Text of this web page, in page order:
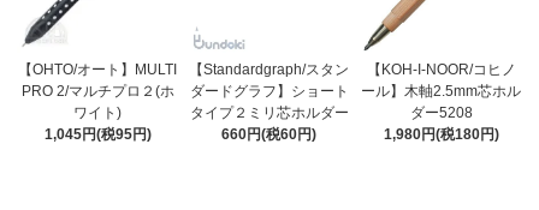
【OHTO/オート】MULTI
PRO 2/マルチプロ２(ホ
ワイト)
1,045円(税95円)
【Standardgraph/スタン
ダードグラフ】ショート
タイプ２ミリ芯ホルダー
660円(税60円)
【KOH-I-NOOR/コヒノ
ール】木軸2.5mm芯ホル
ダー5208
1,980円(税180円)